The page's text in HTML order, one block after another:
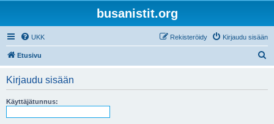
busanistit.org
UKK Kirjaudu sisään
Rekisteröidy
Etusivu
Kirjaudu sisään
Käyttäjätunnus: